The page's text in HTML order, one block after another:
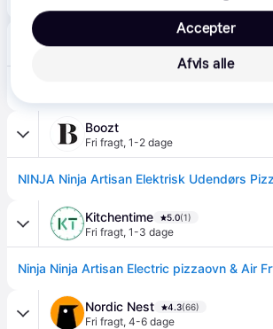
(428)
49 kr. fragt,3-5 dage
Boozt
Fri fragt, 1-2 dage
Kitchentime 5.0(1)
Fri fragt, 1-3 dage
Nordic Nest 4.3(66)
Fri fragt, 4-6 dage
Afvis alle
Accepter